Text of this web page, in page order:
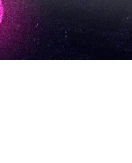
por formato
scrolls
timeline